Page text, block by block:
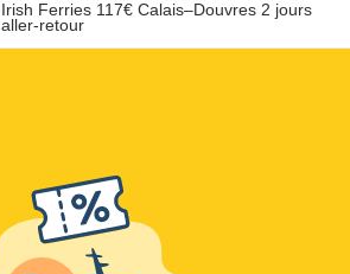
Irish Ferries 117€ Calais–Douvres 2 jours
aller-retour